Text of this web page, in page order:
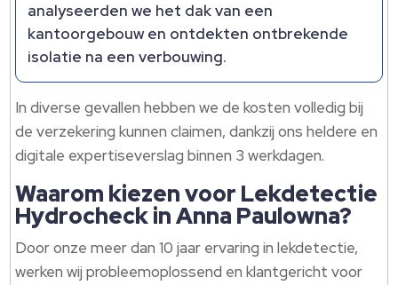
analyseerden we het dak van een
kantoorgebouw en ontdekten ontbrekende
isolatie na een verbouwing.​
In diverse gevallen hebben we de kosten volledig bij
de verzekering kunnen claimen, dankzij ons heldere en
digitale expertiseverslag binnen 3 werkdagen.​
Waarom kiezen voor Lekdetectie
Hydrocheck in Anna Paulowna?
Door onze meer dan 10 jaar ervaring in lekdetectie,
werken wij probleemoplossend en klantgericht voor